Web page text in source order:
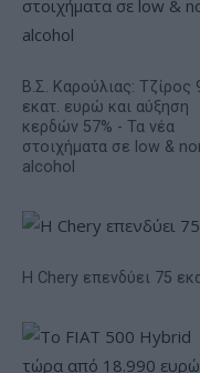
Β.Σ. Καρούλιας: Τζίρος
εκατ. ευρώ και αύξηση
κερδών 57% - Τα νέα
στοιχήματα σε low &
alcohol
Η Chery επενδύει 75